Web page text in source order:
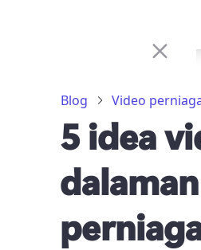
Blog Video
5 idea